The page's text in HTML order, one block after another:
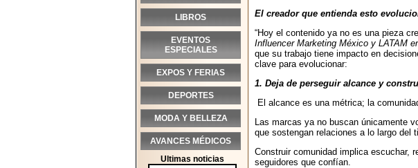
LIBROS
EVENTOS
ESPECIALES
EXPOS Y FERIAS
DEPORTES
MODA Y BELLEZA
AVANCES MÉDICOS
Ultimas noticias
El creador que entienda esto
“Hoy el contenido ya no es una pieza
Influencer Marketing México y LATAM
que su trabajo tiene impacto en
clave para evolucionar:
1. Deja de perseguir alcance y
El alcance es una métrica; la
Las marcas ya no buscan únicamente
que sostengan relaciones a lo largo del
Construir comunidad implica escuchar,
seguidores que confían.